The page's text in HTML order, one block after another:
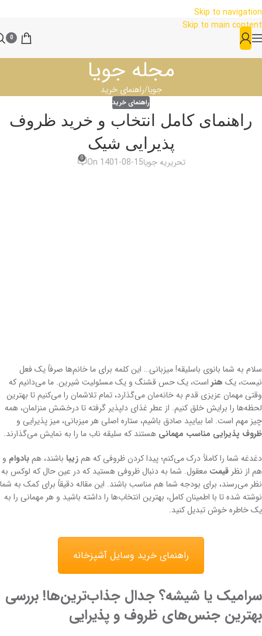
Skip to navigation
Skip to main content
0
مجله جویا
جویا راهنمای خرید
راهنمای خرید
راهنمای کامل انتخاب و خرید ظروف
پذیرایی شیک
تحریریه جویاOn 1401-08-15
0
سلام به شما بانوی باسلیقه! میزبانی… این کلمه برای ما خانم‌ها صرفاً یک فعل
نیست، یک هنر است، یک حس قشنگ و یک مسئولیت شیرین. ما می‌دانیم که
وقتی مهمان عزیزی قدم به خانه‌مان می‌گذارد، تمام تلاشمان را می‌کنیم تا بهترین
لحظه‌ها را برایش خلق کنیم. از عطر غذای دلپذیر گرفته تا درخشش منزلمان، همه
چیز مهم است. اما بیایید صادق باشیم، ستاره اصلی هر میزبانی، میز پذیرایی و
ظروف پذیرایی مناسب مهمانی هستند که سلیقه ناب ما را به نمایش می‌گذارند.
دغدغه شما را کاملاً درک می‌کنم؛ پیدا کردن ظروفی که همزیبا باشند، همبادوام و
هم از نظر قیمت معقول. شما به دنبال ظروفی هستید که در عین حال که لوکس به
نظر می‌رسند، برای بودجه شما هم مناسب باشند. این مقاله دقیقاً برای کمک به شما
نوشته شده تا با اطمینان کامل، بهترین انتخاب‌ها را داشته باشید و هر مهمانی را به
یک خاطره خوش تبدیل کنید.
راهنمای خرید وسایل آشپزخانه
سرامیک یا شیشه؟ جدال جذاب‌ترین‌ها! بررسی
بهترین جنس‌های ظروف و پذیرایی